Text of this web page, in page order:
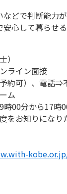
どで判断能力
心して暮らせ
）
ライン面接
約可）、電話
ム
00分から17時
をお知りにな